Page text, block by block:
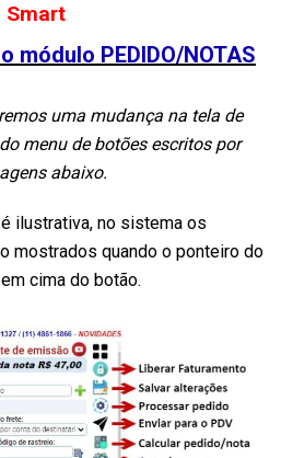
Smart
módulo PEDIDO/NOTAS
uma mudança na tela de
menu de botões escritos por
abaixo.
ilustrativa, no sistema os
mostrados quando o ponteiro do
cima do botão.